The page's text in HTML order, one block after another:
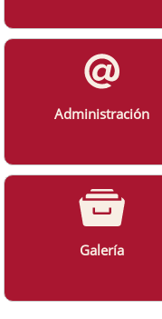
Administración
Galería